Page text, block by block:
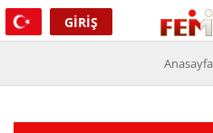
GIRIŞ
Anasayfa